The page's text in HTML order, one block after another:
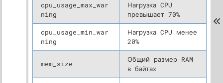
cpu_usage_max_war
ning
Нагрузка CPU
превышает 70%
cpu_usage_min_war
ning
Нагрузка CPU менее
20%
mem_size
Общий размер RAM
в байтах